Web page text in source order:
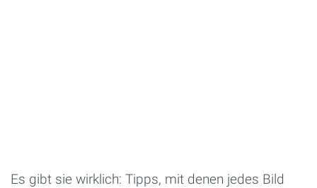
Es gibt sie wirklich: Tipps, mit denen jedes Bild